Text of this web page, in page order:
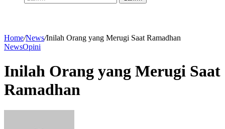
Home/News/Inilah Orang yang Merugi Saat Ramadhan
NewsOpini
Inilah Orang yang Merugi Saat
Ramadhan